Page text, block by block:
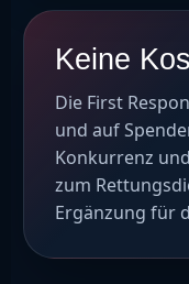
Keine
Die First
und auf
Konkurrenz
zum
Ergänzung für